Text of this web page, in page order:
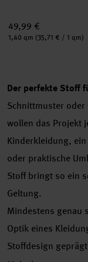
49,99 €
Inhalt:
1,40 qm (35,71 € / 1 qm)
Der perfekte Stoff
Schnittmuster
wollen das Projekt
Kinderkleidung,
oder praktische
Stoff bringt so ein
Geltung.
Mindestens genau
Optik eines
Stoffdesign